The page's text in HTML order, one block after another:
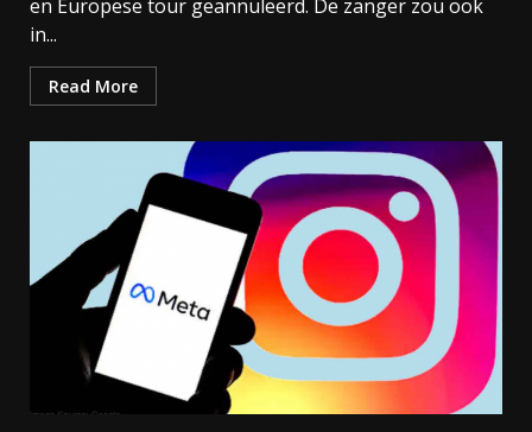
en Europese tour geannuleerd. De zanger zou ook
in...
Read More